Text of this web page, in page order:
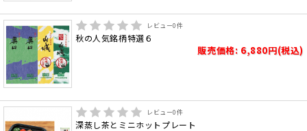
レビュー0件
秋の人気銘柄特選６
販売価格: 6,880円(税込)
レビュー0件
深蒸し茶とミニホットプレート